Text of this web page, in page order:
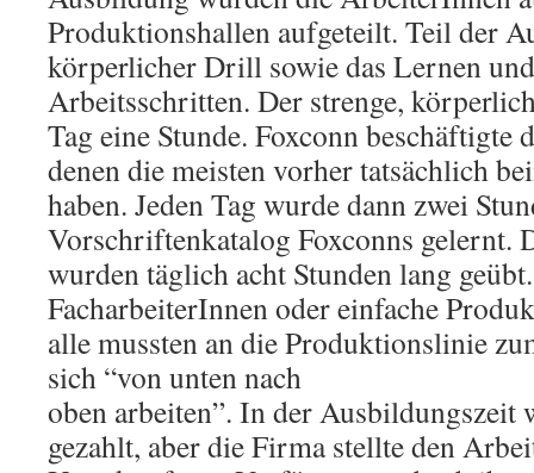
Produktionshallen aufgeteilt. Teil der
körperlicher Drill sowie das Lernen
Arbeitsschritten. Der strenge,
Tag eine Stunde. Foxconn beschäftigte
denen die meisten vorher tatsächlich
haben. Jeden Tag wurde dann zwei
Vorschriftenkatalog Foxconns gelernt.
wurden täglich acht Stunden lang
FacharbeiterInnen oder einfache
alle mussten an die Produktionslinie
sich “von unten nach
oben arbeiten”. In der Ausbildungszeit
gezahlt, aber die Firma stellte den